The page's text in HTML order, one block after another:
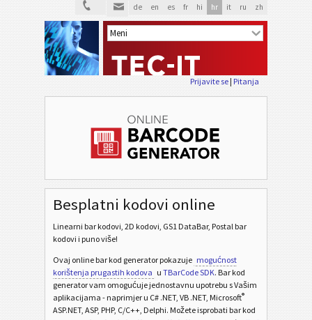
de en es fr hi hr it ru zh
Prijavite se| Pitanja
Besplatni kodovi online
Linearni bar kodovi, 2D kodovi, GS1 DataBar, Postal bar
kodovi i puno više!
Ovaj online bar kod generator pokazuje mogućnost
korištenja prugastih kodova u TBarCode SDK. Bar kod
generator vam omogućuje jednostavnu upotrebu s Vašim
aplikacijama - naprimjer u C# .NET, VB .NET, Microsoft®
ASP.NET, ASP, PHP, C/C++, Delphi. Možete isprobati bar kod